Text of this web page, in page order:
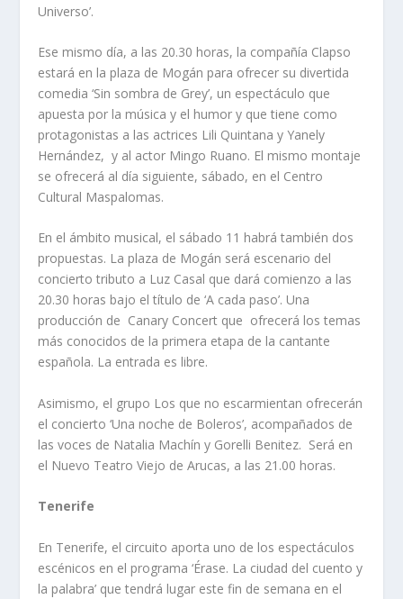
Universo’.
Ese mismo día, a las 20.30 horas, la compañía Clapso
estará en la plaza de Mogán para ofrecer su divertida
comedia ‘Sin sombra de Grey’, un espectáculo que
apuesta por la música y el humor y que tiene como
protagonistas a las actrices Lili Quintana y Yanely
Hernández, y al actor Mingo Ruano. El mismo montaje
se ofrecerá al día siguiente, sábado, en el Centro
Cultural Maspalomas.
En el ámbito musical, el sábado 11 habrá también dos
propuestas. La plaza de Mogán será escenario del
concierto tributo a Luz Casal que dará comienzo a las
20.30 horas bajo el título de ‘A cada paso’. Una
producción de Canary Concert que ofrecerá los temas
más conocidos de la primera etapa de la cantante
española. La entrada es libre.
Asimismo, el grupo Los que no escarmientan ofrecerán
el concierto ‘Una noche de Boleros’, acompañados de
las voces de Natalia Machín y Gorelli Benitez. Será en
el Nuevo Teatro Viejo de Arucas, a las 21.00 horas.
Tenerife
En Tenerife, el circuito aporta uno de los espectáculos
escénicos en el programa ‘Érase. La ciudad del cuento y
la palabra’ que tendrá lugar este fin de semana en el